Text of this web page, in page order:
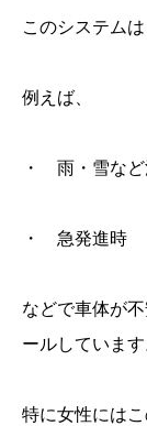
このシステム
例えば、
・ 雨・雪な
・ 急発進時
などで車体が
ールしています
特に女性には